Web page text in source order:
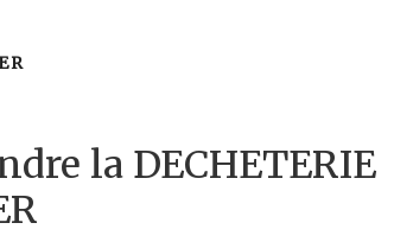
la DECHETERIE